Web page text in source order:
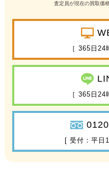
査定員が現在の買取価
［ 365日24
［ 365日24
[ 受付：平日